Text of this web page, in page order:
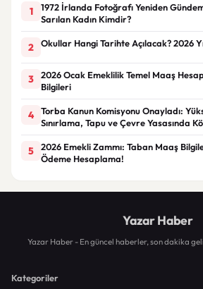
1
1972 İrlanda Fotoğrafı Yeniden
Sarılan Kadın Kimdir?
2 Okullar Hangi Tarihte Açılacak? 2026
3
2026 Ocak Emeklilik Temel Maaş
Bilgileri
4
Torba Kanun Komisyonu Onayladı:
Sınırlama, Tapu ve Çevre Yasasında
5
2026 Emekli Zammı: Taban Maaş
Ödeme Hesaplama!
Yazar Haber
Yazar Haber - En güncel haberler, son dakika
Kategoriler